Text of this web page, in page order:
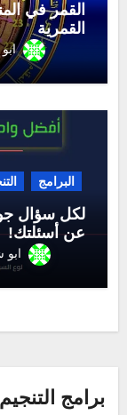
القمرية
البرامج
لكل سؤال
عن أسئلتك!
برامج